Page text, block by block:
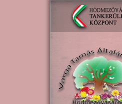
Ugrás a tartalomra